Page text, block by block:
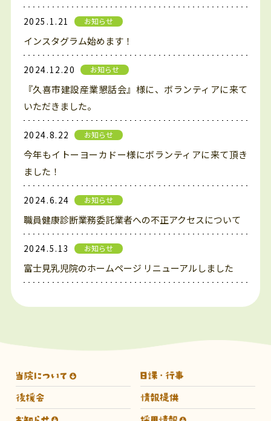
2025.1.21 お知らせ
インスタグラム始めます！
2024.12.20 お知らせ
『久喜市建設産業懇話会』様に、ボランティアに来て
いただきました。
2024.8.22 お知らせ
今年もイトーヨーカドー様にボランティアに来て頂き
ました！
2024.6.24 お知らせ
職員健康診断業務委託業者への不正アクセスについて
2024.5.13 お知らせ
富士見乳児院のホームページ リニューアルしました